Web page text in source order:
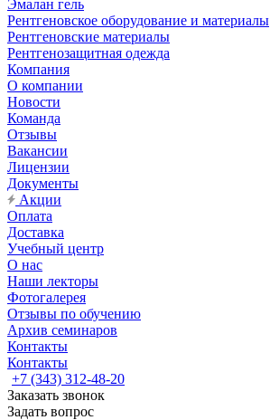
Эмалан гель
Рентгеновское оборудование и материалы
Рентгеновские материалы
Рентгенозащитная одежда
Компания
О компании
Новости
Команда
Отзывы
Вакансии
Лицензии
Документы
Акции
Оплата
Доставка
Учебный центр
О нас
Наши лекторы
Фотогалерея
Отзывы по обучению
Архив семинаров
Контакты
Контакты
+7 (343) 312-48-20
Заказать звонок
Задать вопрос